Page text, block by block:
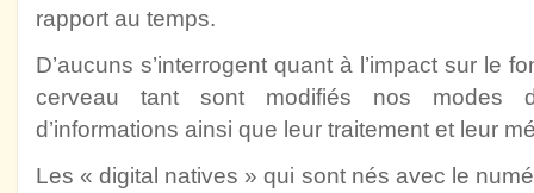
rapport au temps.
D’aucuns s’interrogent quant à l’impact sur le
cerveau tant sont modifiés nos modes
d’informations ainsi que leur traitement et leur
Les « digital natives » qui sont nés avec le